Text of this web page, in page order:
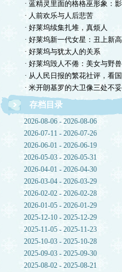
· 蓝精灵里面的格格巫形象：
· 人前欢乐与人后悲苦
· 好莱坞续集扎堆，真烦人
· 好莱坞新一代女星：丑上新
· 好莱坞与犹太人的关系
· 好莱坞毁人不倦：美女与野兽
· 从人民日报的繁花社评，看
· 米开朗基罗的大卫像三处不妥
存档目录
2026-08-06 - 2026-08-06
2026-07-11 - 2026-07-26
2026-06-01 - 2026-06-19
2026-05-03 - 2026-05-31
2026-04-01 - 2026-04-30
2026-03-04 - 2026-03-29
2026-02-02 - 2026-02-28
2026-01-05 - 2026-01-29
2025-12-10 - 2025-12-29
2025-11-05 - 2025-11-23
2025-10-03 - 2025-10-28
2025-09-03 - 2025-09-30
2025-08-02 - 2025-08-21